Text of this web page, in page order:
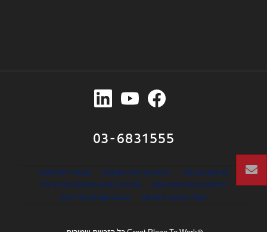
03-6831555
תנאים והגבלות הודעת פרטיות ואבטחה
הנחיות למשתמש
מדיניות בנושא זהות מותג
מדיניות בנושא שימוש בקניין רוחני
תנאי הסמכה ורשימות
הסכם מוצרים ושירותים